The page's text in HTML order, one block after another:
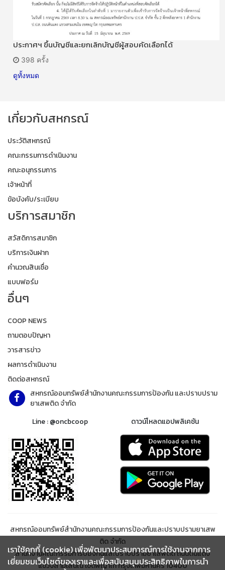
ประกาศฯ ขึ้นบัญชีและยกเลิกบัญชีผู้สอบคัดเลือกได้
398 ครั้ง
ดูทั้งหมด
เกี่ยวกับสหกรณ์
ประวัติสหกรณ์
คณะกรรมการดำเนินงาน
คณะอนุกรรมการ
เจ้าหน้าที่
ข้อบังคับ/ระเบียบ
บริการสมาชิก
สวัสดิการสมาชิก
บริการเงินฝาก
คำนวณสินเชื่อ
แบบฟอร์ม
อื่นๆ
COOP NEWS
ถามตอบปัญหา
วารสารข่าว
ผลการดำเนินงาน
ติดต่อสหกรณ์
สหกรณ์ออมทรัพย์สำนักงานคณะกรรมการป้องกัน และปราบปราม
ยาเสพติด จำกัด
Line : @oncbcoop
ดาวน์โหลดแอปพลิเคชัน
สหกรณ์ออมทรัพย์สำนักงานคณะกรรมการป้องกันและปราบปรามยาเสพ
ติด จำกัด
สำนักงานคณะกรรมการป้องกันและปราบปรามยาเสพติด ถนนดินแดง
แขวงสามเสนใน เขตพญาไท กรุงเทพมหานคร 10400
เราใช้คุกกี้ (cookie) เพื่อพัฒนาประสบการณ์การใช้งานจากการ
เยี่ยมชมเว็บไซต์ของเราและเพื่อสนับสนุนประสิทธิภาพในการนำ